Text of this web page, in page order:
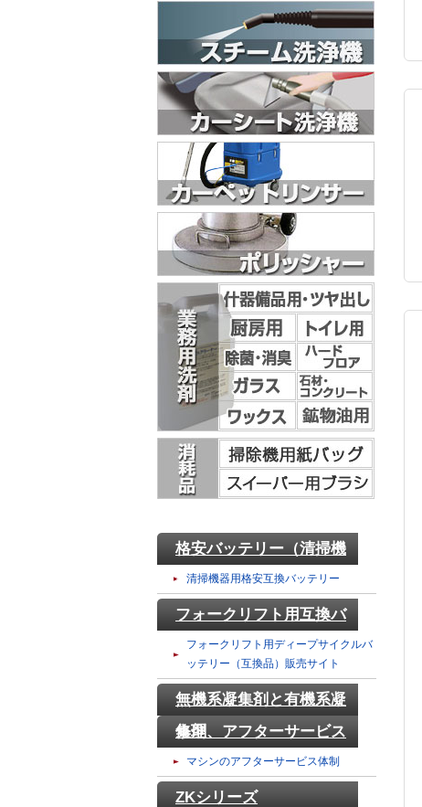
格安バッテリー（清掃機
器用）
清掃機器用格安互換バッテリー
フォークリフト用互換バ
ッテリー
フォークリフト用ディープサイクルバ
ッテリー（互換品）販売サイト
無機系凝集剤と有機系凝
集剤
修理、アフターサービス
マシンのアフターサービス体制
ZKシリーズ